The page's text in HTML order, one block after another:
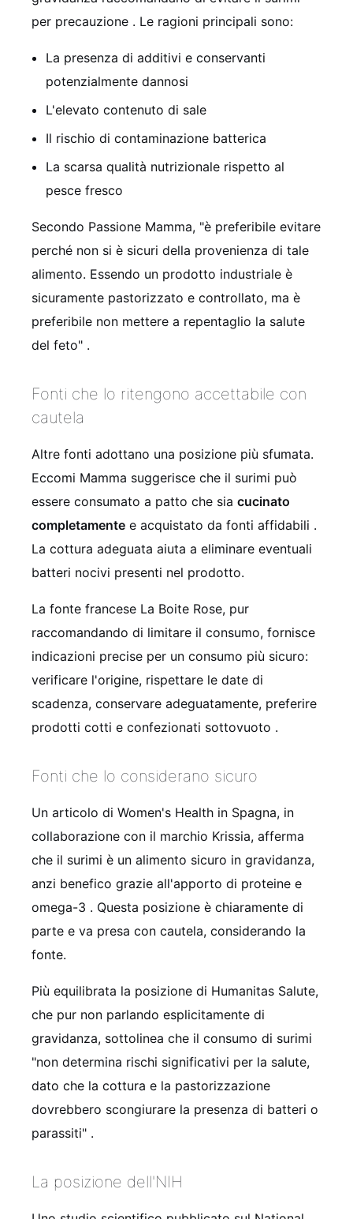
per precauzione . Le ragioni principali sono:
La presenza di additivi e conservanti
potenzialmente dannosi
L'elevato contenuto di sale
Il rischio di contaminazione batterica
La scarsa qualità nutrizionale rispetto al
pesce fresco
Secondo Passione Mamma, "è preferibile evitare
perché non si è sicuri della provenienza di tale
alimento. Essendo un prodotto industriale è
sicuramente pastorizzato e controllato, ma è
preferibile non mettere a repentaglio la salute
del feto" .
Fonti che lo ritengono accettabile con
cautela
Altre fonti adottano una posizione più sfumata.
Eccomi Mamma suggerisce che il surimi può
essere consumato a patto che sia cucinato
completamente e acquistato da fonti affidabili .
La cottura adeguata aiuta a eliminare eventuali
batteri nocivi presenti nel prodotto.
La fonte francese La Boite Rose, pur
raccomandando di limitare il consumo, fornisce
indicazioni precise per un consumo più sicuro:
verificare l'origine, rispettare le date di
scadenza, conservare adeguatamente, preferire
prodotti cotti e confezionati sottovuoto .
Fonti che lo considerano sicuro
Un articolo di Women's Health in Spagna, in
collaborazione con il marchio Krissia, afferma
che il surimi è un alimento sicuro in gravidanza,
anzi benefico grazie all'apporto di proteine e
omega-3 . Questa posizione è chiaramente di
parte e va presa con cautela, considerando la
fonte.
Più equilibrata la posizione di Humanitas Salute,
che pur non parlando esplicitamente di
gravidanza, sottolinea che il consumo di surimi
"non determina rischi significativi per la salute,
dato che la cottura e la pastorizzazione
dovrebbero scongiurare la presenza di batteri o
parassiti" .
La posizione dell'NIH